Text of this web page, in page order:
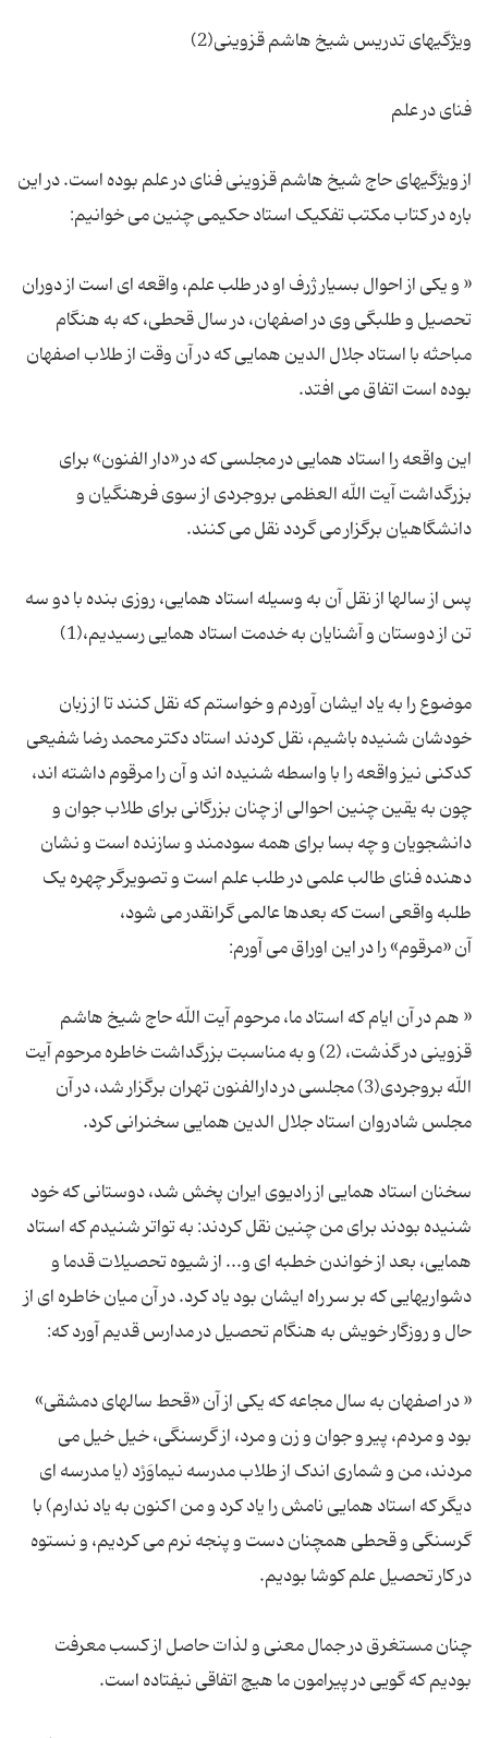
از ویژگیهای حاج شیخ هاشم قزوینی فنای در علم بوده است. در این
« و یکی از احوال بسیار ژرف او در طلب علم، واقعه ای است از دوران
تحصیل و طلبگی وی در اصفهان، در سال قحطی، که به هنگام
مباحثه با استاد جلال الدین همایی که در آن وقت از طلاب اصفهان
این واقعه را استاد همایی در مجلسی که در «دار الفنون» برای
بزرگداشت آیت اللّه العظمی بروجردی از سوی فرهنگیان و
پس از سالها از نقل آن به وسیله استاد همایی، روزی بنده با دو سه
موضوع را به یاد ایشان آوردم و خواستم که نقل کنند تا از زبان
خودشان شنیده باشیم، نقل کردند استاد دکتر محمد رضا شفیعی
کدکنی نیز واقعه را با واسطه شنیده اند و آن را مرقوم داشته اند،
چون به یقین چنین احوالی از چنان بزرگانی برای طلاب جوان و
دانشجویان و چه بسا برای همه سودمند و سازنده است و نشان
دهنده فنای طالب علمی در طلب علم است و تصویرگر چهره یک
« هم در آن ایام که استاد ما، مرحوم آیت اللّه حاج شیخ هاشم
قزوینی در گذشت، (2) و به مناسبت بزرگداشت خاطره مرحوم آیت
اللّه بروجردی(3) مجلسی در دارالفنون تهران برگزار شد، در آن
سخنان استاد همایی از رادیوی ایران پخش شد، دوستانی که خود
شنیده بودند برای من چنین نقل کردند: به تواتر شنیدم که استاد
همایی، بعد از خواندن خطبه ای و... از شیوه تحصیلات قدما و
دشواریهایی که بر سر راه ایشان بود یاد کرد. در آن میان خاطره ای از
« در اصفهان به سال مجاعه که یکی از آن «قحط سالهای دمشقی»
بود و مردم، پیر و جوان و زن و مرد، از گرسنگی، خیل خیل می
مردند، من و شماری اندک از طلاب مدرسه نیماوَرْد (یا مدرسه ای
دیگر که استاد همایی نامش را یاد کرد و من اکنون به یاد ندارم) با
گرسنگی و قحطی همچنان دست و پنجه نرم می کردیم، و نستوه
چنان مستغرق در جمال معنی و لذات حاصل از کسب معرفت